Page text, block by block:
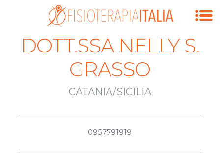
DOTT.SSA NELLY S.
GRASSO
CATANIA/SICILIA
0957791919